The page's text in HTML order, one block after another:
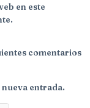
en este
comentarios
entrada.